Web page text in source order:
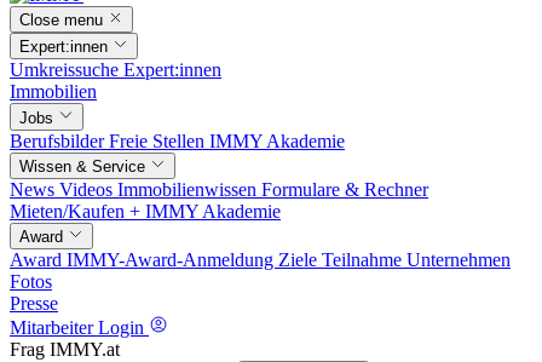
Close menu
Expert:innen
Umkreissuche Expert:innen
Immobilien
Jobs
BerufsbilderFreie Stellen IMMY Akademie
Wissen & Service
News Videos Immobilienwissen Formulare & Rechner
Mieten/Kaufen + IMMY Akademie
Award
Award IMMY-Award-Anmeldung Ziele Teilnahme Unternehmen
Fotos
Presse
Mitarbeiter Login
Frag IMMY.at